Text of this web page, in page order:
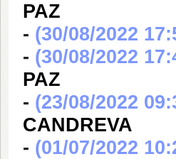
PAZ
- (30/08/2022
- (30/08/2022
PAZ
- (23/08/2022
CANDREVA
- (01/07/2022